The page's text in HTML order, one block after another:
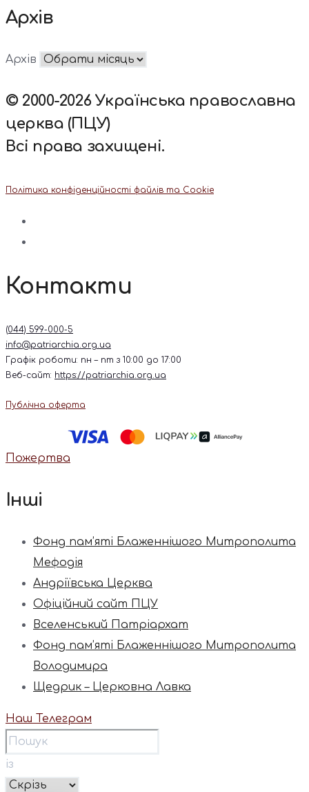
Архів
Архів
© 2000-2026 Українська православна
церква (ПЦУ)
Всі права захищені.
Політика конфіденційності файлів та Cookie
Контакти
(044) 599-000-5
info@patriarchia.org.ua
Графік роботи: пн – пт з 10:00 до 17:00
Веб-сайт: https://patriarchia.org.ua
Публічна оферта
Пожертва
Інші
Фонд пам’яті Блаженнішого Митрополита
Мефодія
Андріївська Церква
Офіційний сайт ПЦУ
Вселенський Патріархат
Фонд пам’яті Блаженнішого Митрополита
Володимира
Щедрик – Церковна Лавка
Наш Телеграм
із